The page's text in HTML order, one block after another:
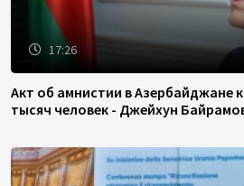
17:26
Акт об амнистии в Азербайджане
тысяч человек - Джейхун